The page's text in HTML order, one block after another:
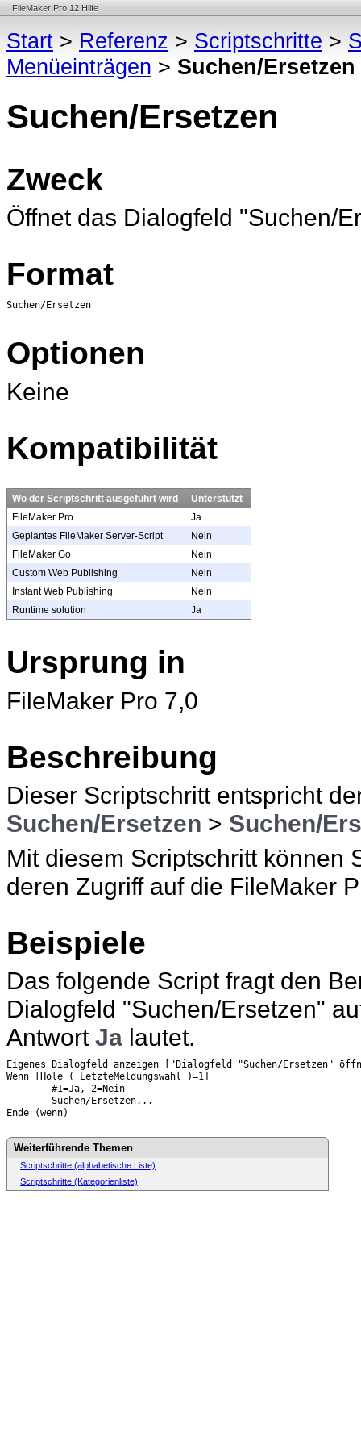
FileMaker Pro 12 Hilfe
Start > Referenz > Scriptschritte >
Menüeinträgen > Suchen/Ersetzen
Suchen/Ersetzen
Zweck
Öffnet das Dialogfeld "Suchen/
Format
Suchen/Ersetzen
Optionen
Keine
Kompatibilität
Wo der Scriptschritt ausgeführt wird
Unterstützt
FileMaker Pro
Ja
Geplantes FileMaker Server-Script
Nein
FileMaker Go
Nein
Custom Web Publishing
Nein
Instant Web Publishing
Nein
Runtime solution
Ja
Ursprung in
FileMaker Pro 7,0
Beschreibung
Dieser Scriptschritt entspricht
Suchen/Ersetzen > Suchen/
Mit diesem Scriptschritt können
deren Zugriff auf die FileMaker
Beispiele
Das folgende Script fragt den
Dialogfeld "Suchen/Ersetzen"
Antwort Ja lautet.
Eigenes Dialogfeld anzeigen ["Dialogfeld "Suchen/Ersetzen"
Wenn [Hole ( LetzteMeldungswahl )=1]
#1=Ja, 2=Nein
	Suchen/Ersetzen...
Ende (wenn)
Weiterführende Themen
Scriptschritte (alphabetische Liste)
Scriptschritte (Kategorienliste)